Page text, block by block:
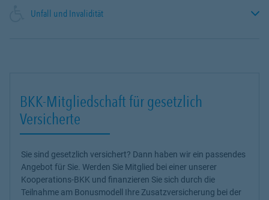
Unfall und Invalidität
BKK-Mitgliedschaft für gesetzlich
Versicherte
Sie sind gesetzlich versichert? Dann haben wir ein passendes
Angebot für Sie. Werden Sie Mitglied bei einer unserer
Kooperations-BKK und finanzieren Sie sich durch die
Teilnahme am Bonusmodell Ihre Zusatzversicherung bei der